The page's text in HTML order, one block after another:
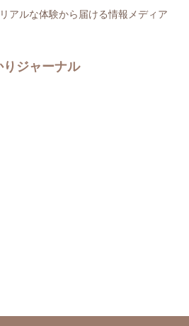
アルな体験から届ける情報メディア
りジャーナル